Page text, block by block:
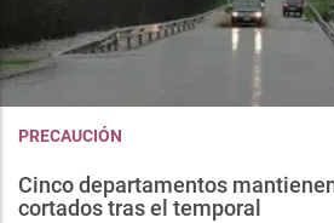
PRECAUCIÓN
Cinco departamentos
cortados tras el temporal